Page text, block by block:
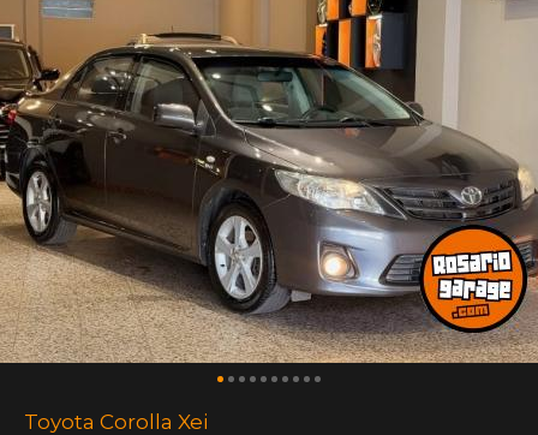
Toyota Corolla Xei